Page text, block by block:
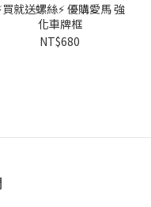
買就送螺絲⚡ 優購愛馬 強
化車牌框
NT$680